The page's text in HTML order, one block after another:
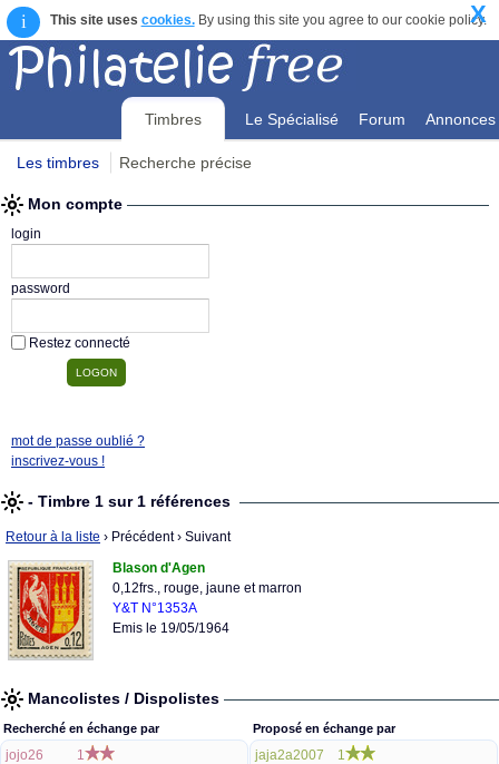
i This site uses cookies.By using this site you agree to our cookie policy.
X
Timbres Le Spécialisé Forum Annonces
Les timbres Recherche précise
Mon compte
login
password
Restez connecté
mot de passe oublié ?
inscrivez-vous !
- Timbre 1 sur 1 références
Retour à la liste › Précédent› Suivant
Blason d'Agen
0,12frs., rouge, jaune et marron
Y&T N°1353A
Emis le 19/05/1964
Mancolistes / Dispolistes
Recherché en échange par
jojo26 1
Proposé en échange par
jaja2a2007 1